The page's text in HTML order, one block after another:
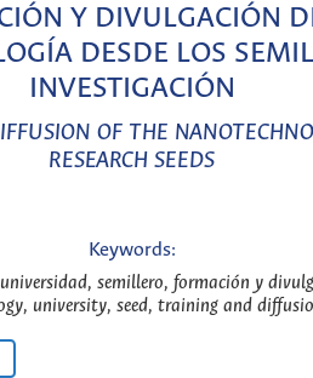
Y DIVULGACIÓN
DESDE LOS
INVESTIGACIÓN
OF THE
RESEARCH SEEDS
Keywords:
semillero, formación y
university, seed, training and